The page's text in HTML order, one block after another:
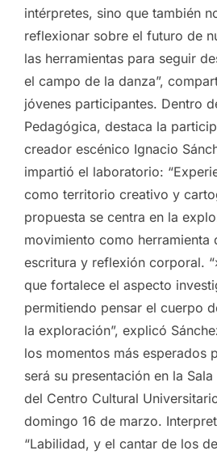
intérpretes, sino que también
reflexionar sobre el futuro de
las herramientas para seguir
el campo de la danza”,
jóvenes participantes. Dentro
Pedagógica, destaca la
creador escénico Ignacio
impartió el laboratorio:
como territorio creativo y
propuesta se centra en la
movimiento como herramienta
escritura y reflexión corporal.
que fortalece el aspecto
permitiendo pensar el cuerpo
la exploración”, explicó
los momentos más esperados
será su presentación en la
del Centro Cultural
domingo 16 de marzo.
“Labilidad, y el cantar de los